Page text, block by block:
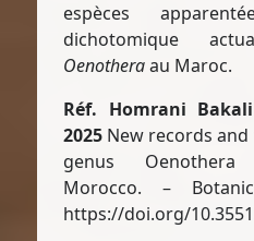
espèces
dichotomique
Oenotheraau Maroc.
Réf. Homrani
2025 New records
genus
Morocco. –
https://doi.org/